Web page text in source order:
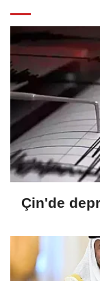
Çin'de